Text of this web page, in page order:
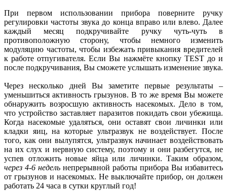
При первом использовании прибора поверните ручку
регулировки частоты звука до конца вправо или влево. Далее
каждый месяц подкручивайте ручку чуть-чуть в
противоположную сторону, чтобы немного изменить
модуляцию частоты, чтобы избежать привыкания вредителей
к работе отпугивателя. Если Вы нажмёте кнопку TEST до и
после подкручивания, Вы сможете услышать изменение звука.
Через несколько дней Вы заметите первые результаты –
уменьшиться активность грызунов. В то же время Вы можете
обнаружить возросшую активность насекомых. Дело в том,
что устройство заставляет паразитов покидать свои убежища.
Когда насекомые удаляться, они оставят свои личинки или
кладки яиц, на которые ультразвук не воздействует. После
того, как они вылупятся, ультразвук начинает воздействовать
на их слух и нервную систему, поэтому и они разбегутся, не
успев отложить новые яйца или личинки. Таким образом,
через 4-6 недель непрерывной работы прибора Вы избавитесь
от грызунов и насекомых. Не выключайте прибор, он должен
работать 24 часа в сутки круглый год!